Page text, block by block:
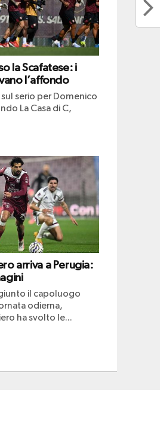
la Scafatese: i
l’affondo
sul serio per Domenico
La Casa di C,
arriva a Perugia:
il capoluogo
odierna,
ha svolto le...